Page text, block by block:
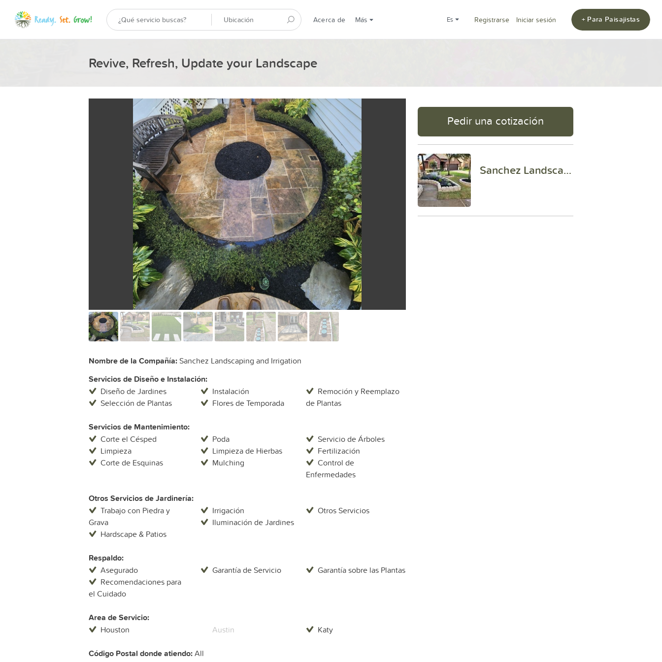
Acerca de Más es Registrarse Iniciar sesión + Para Paisajistas
Revive, Refresh, Update your Landscape
Nombre de la Compañía: Sanchez Landscaping and Irrigation
Servicios de Diseño e Instalación:
Diseño de Jardines
Selección de Plantas
Instalación
Flores de Temporada
Remoción y Reemplazo
de Plantas
Servicios de Mantenimiento:
Corte el Césped
Limpieza
Corte de Esquinas
Poda
Limpieza de Hierbas
Mulching
Servicio de Árboles
Fertilización
Control de
Enfermedades
Otros Servicios de Jardinería:
Trabajo con Piedra y
Grava
Hardscape & Patios
Irrigación
Iluminación de Jardines
Otros Servicios
Respaldo:
Asegurado
Recomendaciones para
el Cuidado
Garantía de Servicio Garantía sobre las Plantas
Area de Servicio:
Houston Austin Katy
Código Postal donde atiendo:All
Pedir una cotización
Sanchez Landscaping and Irrigation